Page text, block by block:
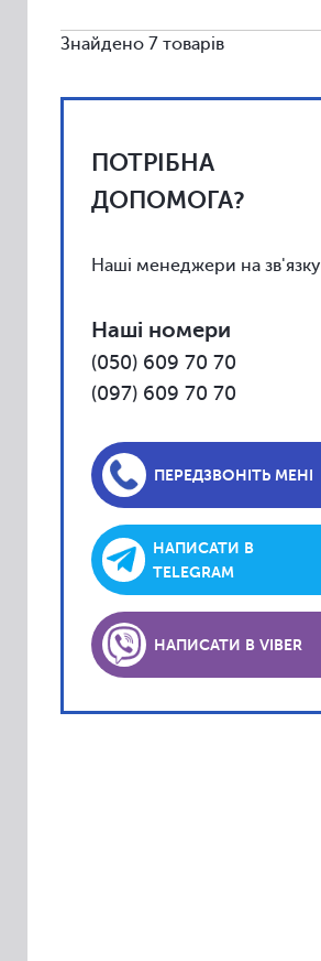
Vredestein
Kumho
Uniroyal
Fulda
BFGoodrich
Debica
Firestone
General
Gislaved
Kleber
Lassa
Laufenn
Matador
Platin
Знайдено 7 товарів
ПОТРІБНА
ДОПОМОГА?
Наші менеджери на
Наші номери
(050) 609 70 70
(097) 609 70 70
ПЕРЕДЗВОНІТЬ МЕНІ
НАПИСАТИ В
TELEGRAM
НАПИСАТИ В VIBER